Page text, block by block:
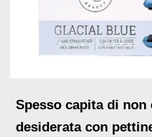
Spesso capita di non
desiderata con